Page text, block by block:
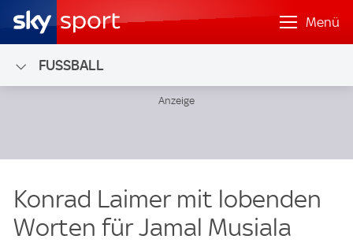
Menü
FUSSBALL
Konrad Laimer mit lobenden
Worten für Jamal Musiala